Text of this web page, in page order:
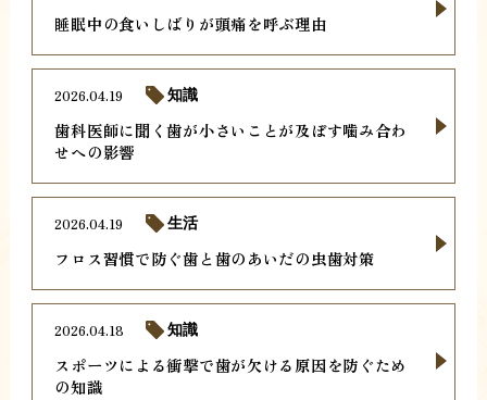
睡眠中の食いしばりが頭痛を呼ぶ理由
歯科医師に聞く歯が小さいことが及ぼす噛み合わ
せへの影響
2026.04.19 知識
フロス習慣で防ぐ歯と歯のあいだの虫歯対策
2026.04.19 生活
スポーツによる衝撃で歯が欠ける原因を防ぐため
の知識
2026.04.18 知識